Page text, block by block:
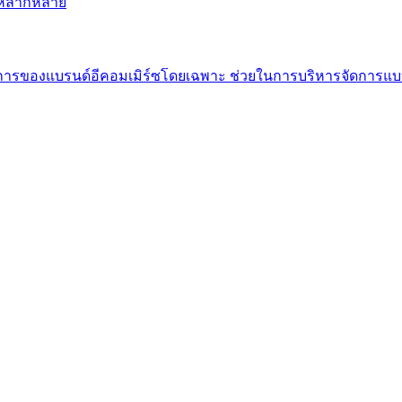
ของแบรนด์อีคอมเมิร์ซโดยเฉพาะ ช่วยในการบริหารจัดการแ